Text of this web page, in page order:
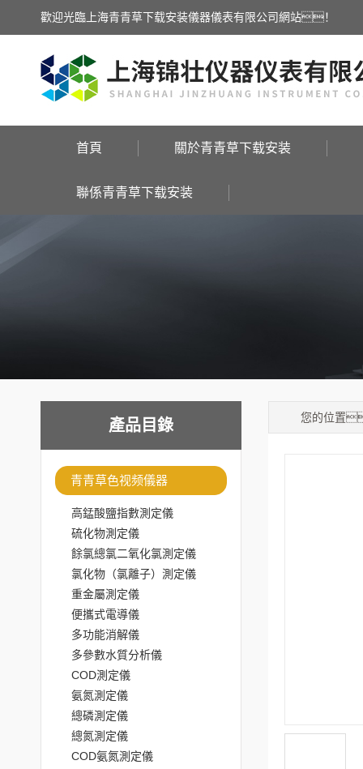
歡迎光臨上海青青草下载安装儀器儀表有限公司網站！
首頁 關於青青草下载安装
聯係青青草下载安装
產品目錄
青青草色视频儀器
高錳酸鹽指數測定儀
硫化物測定儀
餘氯總氯二氧化氯測定儀
氯化物（氯離子）測定儀
重金屬測定儀
便攜式電導儀
多功能消解儀
多參數水質分析儀
COD測定儀
氨氮測定儀
總磷測定儀
總氮測定儀
COD氨氮測定儀
您的位置